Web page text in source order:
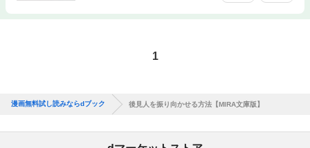
1
漫画無料試し読みならdブック 後見人を振り向かせる方法【MIRA文庫版】